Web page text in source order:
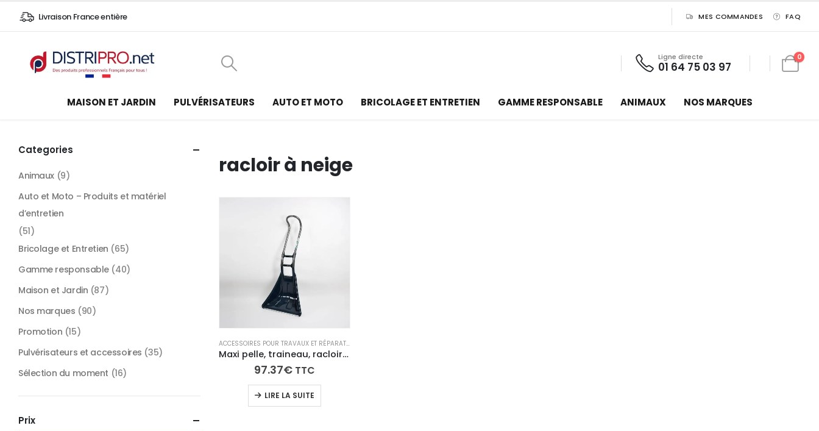
Livraison France entière MES COMMANDES FAQ
Ligne directe
01 64 75 03 97
0
MAISON ET JARDIN PULVÉRISATEURS AUTO ET MOTO BRICOLAGE ET ENTRETIEN GAMME RESPONSABLE ANIMAUX NOS MARQUES
racloir à neige
ACCESSOIRES POUR TRAVAUX ET RÉPARATIONS
Maxi pelle, traineau, racloir a neige
97.37€ TTC
LIRE LA SUITE
Categories
Animaux (9)
Auto et Moto – Produits et matériel
d’entretien
(51)
Bricolage et Entretien (65)
Gamme responsable (40)
Maison et Jardin (87)
Nos marques (90)
Promotion (15)
Pulvérisateurs et accessoires (35)
Sélection du moment (16)
Prix